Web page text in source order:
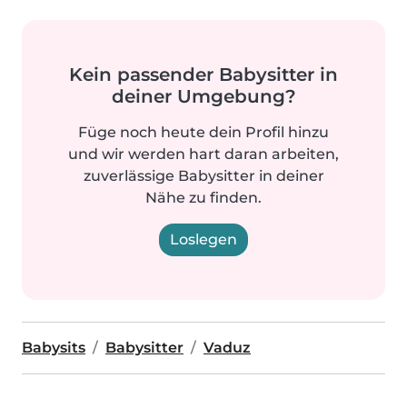
Kein passender Babysitter in
deiner Umgebung?
Füge noch heute dein Profil hinzu
und wir werden hart daran arbeiten,
zuverlässige Babysitter in deiner
Nähe zu finden.
Loslegen
Babysits Babysitter Vaduz